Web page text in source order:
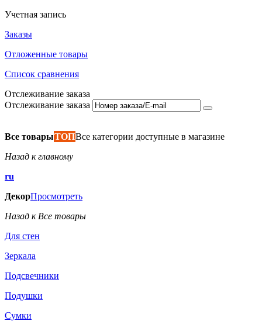
Учетная запись
Заказы
Отложенные товары
Список сравнения
Отслеживание заказа
Отслеживание заказа
Все товарыТОПВсе категории доступные в магазине
Назад к главному
ru
ДекорПросмотреть
Назад к Все товары
Для стен
Зеркала
Подсвечники
Подушки
Сумки